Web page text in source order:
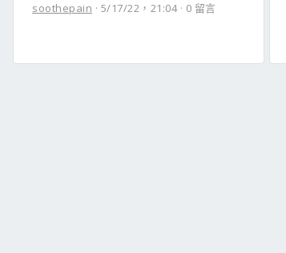
soothepain 5/17/22，21:04 0 留言